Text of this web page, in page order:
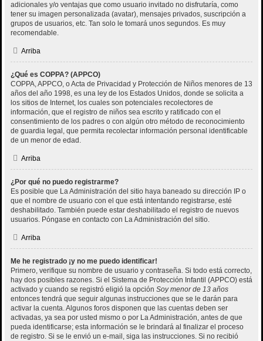
adicionales y/o ventajas que como usuario invitado no disfrutaría, como
tener su imagen personalizada (avatar), mensajes privados, suscripción a
grupos de usuarios, etc. Tan solo le tomará unos segundos. Es muy
recomendable.
Arriba
¿Qué es COPPA? (APPCO)
COPPA, APPCO, o Acta de Privacidad y Protección de Niños menores de 13
años del año 1998, es una ley de los Estados Unidos, donde se solicita a
los sitios de Internet, los cuales son potenciales recolectores de
información, que el registro de niños sea escrito y ratificado con el
consentimiento de los padres o con algún otro método de reconocimiento
de guardia legal, que permita recolectar información personal identificable
de un menor de edad.
Arriba
¿Por qué no puedo registrarme?
Es posible que La Administración del sitio haya baneado su dirección IP o
que el nombre de usuario con el que está intentando registrarse, esté
deshabilitado. También puede estar deshabilitado el registro de nuevos
usuarios. Póngase en contacto con La Administración del sitio.
Arriba
Me he registrado ¡y no me puedo identificar!
Primero, verifique su nombre de usuario y contraseña. Si todo está correcto,
hay dos posibles razones. Si el Sistema de Protección Infantil (APPCO) está
activado y cuando se registró eligió la opción Soy menor de 13 años
entonces tendrá que seguir algunas instrucciones que se le darán para
activar la cuenta. Algunos foros disponen que las cuentas deben ser
activadas, ya sea por usted mismo o por La Administración, antes de que
pueda identificarse; esta información se le brindará al finalizar el proceso
de registro. Si se le envió un e-mail, siga las instrucciones. Si no recibió